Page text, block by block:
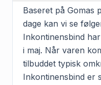
Baseret på Gomas
dage kan vi se
Inkontinensbind
i maj. Når varen
tilbuddet typisk
Inkontinensbind er